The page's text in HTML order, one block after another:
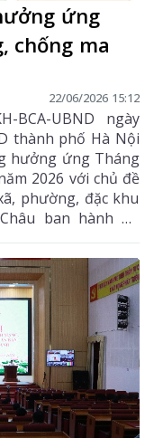
ứng
chống ma
22/06/2026 15:12
BCA-UBND ngày
thành phố Hà Nội
hưởng ứng Tháng
2026 với chủ đề
phường, đặc khu
ban hành Kế
ứng Tháng hành
2026 với chủ đề
xã, phường không